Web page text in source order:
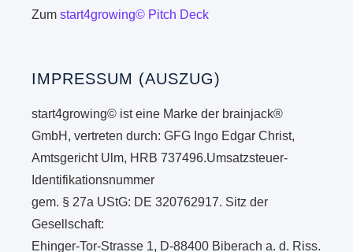
Zumstart4growing© Pitch Deck
IMPRESSUM (AUSZUG)
start4growing© ist eine Marke der brainjack®
GmbH, vertreten durch: GFG Ingo Edgar Christ,
Amtsgericht Ulm, HRB 737496.Umsatzsteuer-
Identifikationsnummer
gem. § 27a UStG: DE 320762917. Sitz der
Gesellschaft:
Ehinger-Tor-Strasse 1, D-88400 Biberach a. d. Riss.